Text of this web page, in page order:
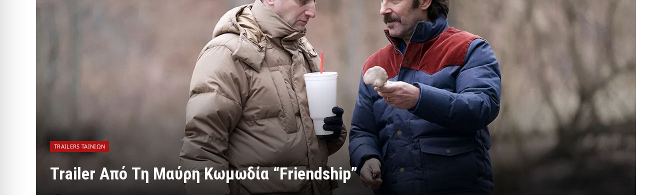
TRAILERS ΤΑΙΝΙΏΝ
Trailer Από Τη Μαύρη Κωμωδία “Friendship”